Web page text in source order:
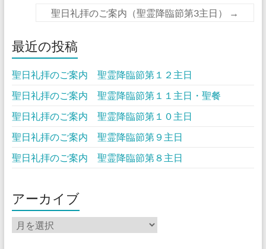
聖日礼拝のご案内（聖霊降臨節第3主日） →
最近の投稿
聖日礼拝のご案内 聖霊降臨節第１２主日
聖日礼拝のご案内 聖霊降臨節第１１主日・聖餐
聖日礼拝のご案内 聖霊降臨節第１０主日
聖日礼拝のご案内 聖霊降臨節第９主日
聖日礼拝のご案内 聖霊降臨節第８主日
アーカイブ
ア
ー